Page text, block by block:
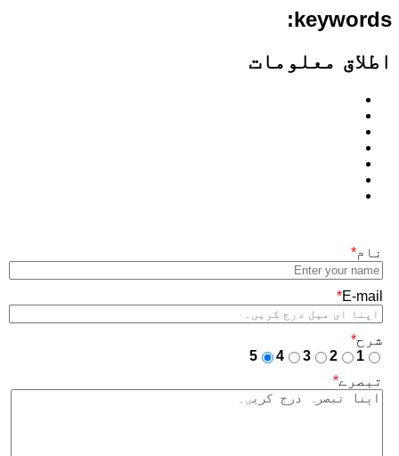
keywords:
اطلاق معلومات
نام*
E-mail
*
شرح*
1
2
3
4
5
تبصرے*